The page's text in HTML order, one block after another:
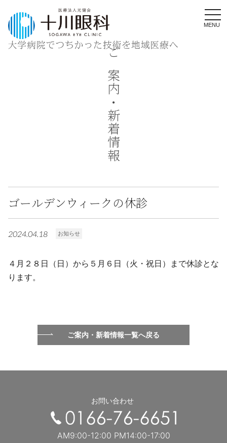
MENU
ご案内・新着情報
ゴールデンウィークの休診
2024.04.18 お知らせ
４月２８日（日）から５月６日（火・祝日）まで休診とな
ります。
ご案内・新着情報一覧へ戻る
お問い合わせ
AM9:00-12:00 PM14:00-17:00